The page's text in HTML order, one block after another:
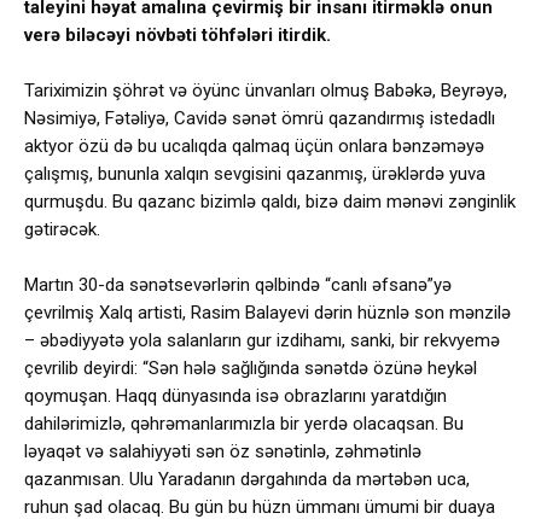
taleyini həyat amalına çevirmiş bir insanı itirməklə onun
verə biləcəyi növbəti töhfələri itirdik.
Tariximizin şöhrət və öyünc ünvanları olmuş Babəkə, Beyrəyə,
Nəsimiyə, Fətəliyə, Cavidə sənət ömrü qazandırmış istedadlı
aktyor özü də bu ucalıqda qalmaq üçün onlara bənzəməyə
çalışmış, bununla xalqın sevgisini qazanmış, ürəklərdə yuva
qurmuşdu. Bu qazanc bizimlə qaldı, bizə daim mənəvi zənginlik
gətirəcək.
Martın 30-da sənətsevərlərin qəlbində “canlı əfsanə”yə
çevrilmiş Xalq artisti, Rasim Balayevi dərin hüznlə son mənzilə
– əbədiyyətə yola salanların gur izdihamı, sanki, bir rekvyemə
çevrilib deyirdi: “Sən hələ sağlığında sənətdə özünə heykəl
qoymuşan. Haqq dünyasında isə obrazlarını yaratdığın
dahilərimizlə, qəhrəmanlarımızla bir yerdə olacaqsan. Bu
ləyaqət və salahiyyəti sən öz sənətinlə, zəhmətinlə
qazanmısan. Ulu Yaradanın dərgahında da mərtəbən uca,
ruhun şad olacaq. Bu gün bu hüzn ümmanı ümumi bir duaya